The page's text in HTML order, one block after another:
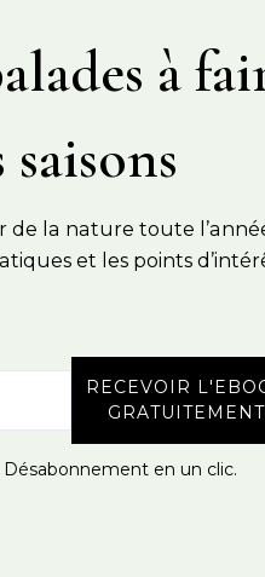
à
la nature toute
et les points
en un clic.